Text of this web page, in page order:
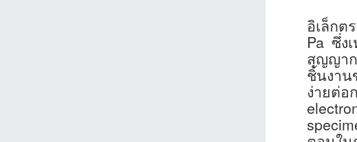
Low
อิเล็ก
Paซึ่ง
สุญญา
ชิ้นงาน
ง่ายต่